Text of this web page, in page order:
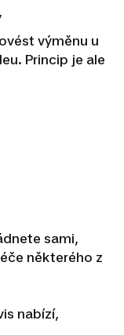
výměnu u
Princip je ale
sami,
některého z
nabízí,